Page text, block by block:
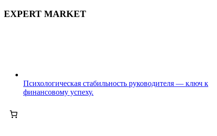
EXPERT MARKET
Психологическая стабильность руководителя — ключ к
финансовому успеху.